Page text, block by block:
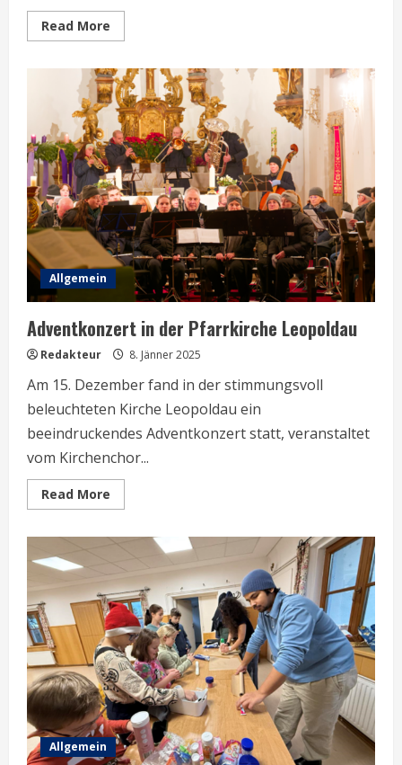
Read More
more
Bilderbuch-
Theater
Allgemein
Adventkonzert in der Pfarrkirche Leopoldau
Redakteur 8. Jänner 2025
Am 15. Dezember fand in der stimmungsvoll
beleuchteten Kirche Leopoldau ein
beeindruckendes Adventkonzert statt, veranstaltet
vom Kirchenchor...
Read More
more
in
Pfarrkirche
Leopoldau
Allgemein